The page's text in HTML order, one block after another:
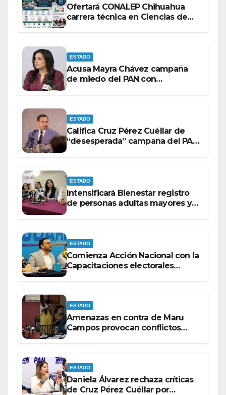
Ofertará CONALEP Chihuahua
carrera técnica en Ciencias de
ESTADO
Acusa Mayra Chávez campaña
de miedo del PAN con
ESTADO
Califica Cruz Pérez Cuéllar de
“desesperada” campaña del PAN
ESTADO
Intensificará Bienestar registro
de personas adultas mayores y
ESTADO
Comienza Acción Nacional con la
Capacitaciones electorales
ESTADO
Amenazas en contra de Maru
Campos provocan conflictos
ESTADO
Daniela Álvarez rechaza críticas
de Cruz Pérez Cuéllar por